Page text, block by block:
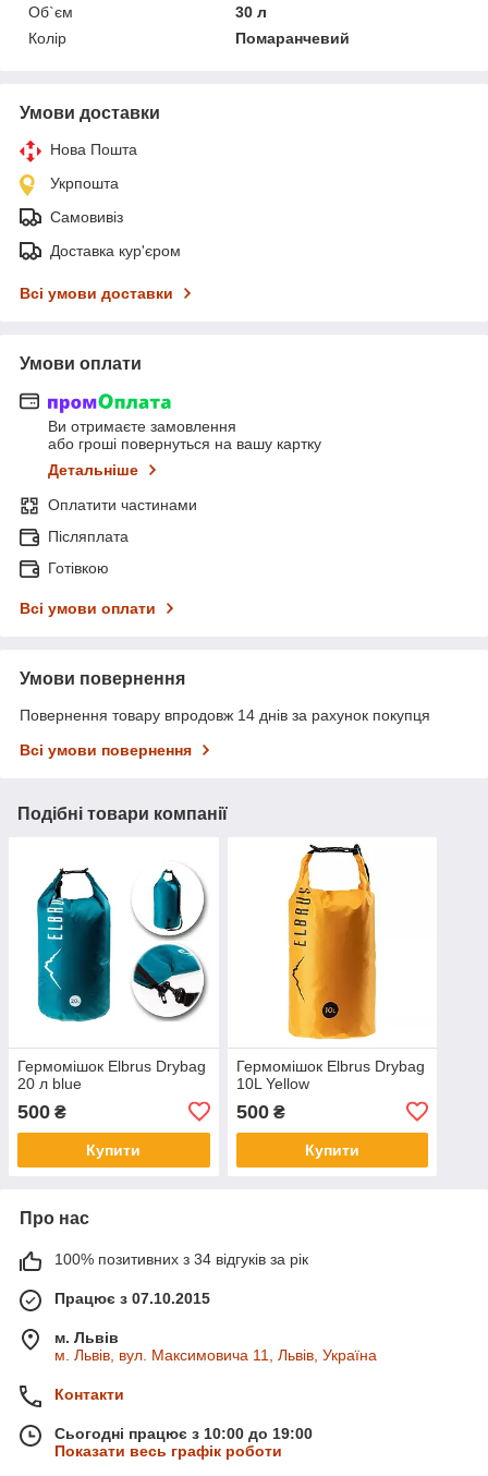
Об`єм
30 л
Колір
Помаранчевий
Умови доставки
Нова Пошта
Укрпошта
Самовивіз
Доставка кур'єром
Всі умови доставки
Умови оплати
Ви отримаєте замовлення
або гроші повернуться на вашу картку
Детальніше
Оплатити частинами
Післяплата
Готівкою
Всі умови оплати
Умови повернення
Повернення товару впродовж 14 днів за рахунок покупця
Всі умови повернення
Подібні товари компанії
Гермомішок Elbrus Drybag
20 л blue
500 ₴
Купити
Гермомішок Elbrus Drybag
10L Yellow
500₴
Купити
Про нас
100% позитивних з 34 відгуків за рік
Працює з 07.10.2015
м. Львів
м. Львів, вул. Максимовича 11, Львів, Україна
Контакти
Сьогодні працює з 10:00 до 19:00
Показати весь графік роботи